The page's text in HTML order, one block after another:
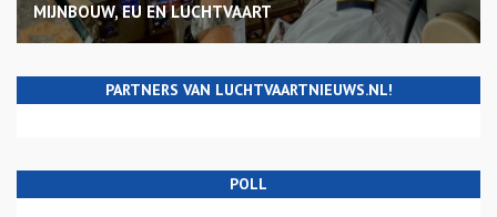
MIJNBOUW, EU EN LUCHTVAART
PARTNERS VAN LUCHTVAARTNIEUWS.NL!
POLL